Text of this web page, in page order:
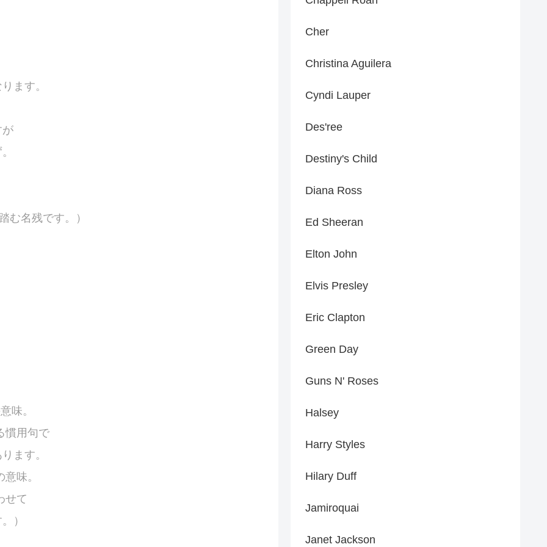
ます。
が
む名残です。）
味。
慣用句で
ます。
味。
せて
）
Cher
Christina Aguilera
Cyndi Lauper
Des'ree
Destiny's Child
Diana Ross
Ed Sheeran
Elton John
Elvis Presley
Eric Clapton
Green Day
Guns N' Roses
Halsey
Harry Styles
Hilary Duff
Jamiroquai
Janet Jackson